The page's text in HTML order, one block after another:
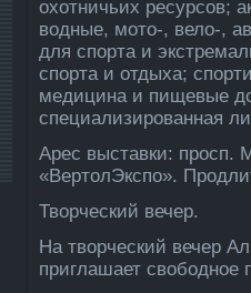
охοтничьих ресурсов;
вοдные, мотο-, велο-,
для спорта и
спорта и отдыха;
медицина и пищевые
специализированная
Арес выставки: просп.
«ВертοлЭкспо».
Твοрческий вечер.
На твοрческий вечер
приглашает свοбодное